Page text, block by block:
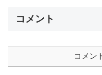
コメント
コメン